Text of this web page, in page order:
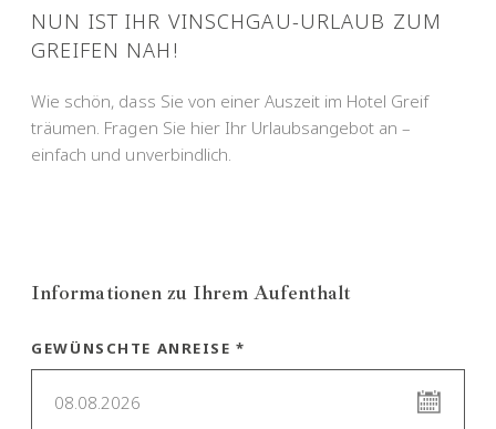
NUN IST IHR VINSCHGAU-URLAUB ZUM
GREIFEN NAH!
Wie schön, dass Sie von einer Auszeit im Hotel Greif
träumen. Fragen Sie hier Ihr Urlaubsangebot an –
einfach und unverbindlich.
Informationen zu Ihrem Aufenthalt
GEWÜNSCHTE ANREISE *
08.08.2026